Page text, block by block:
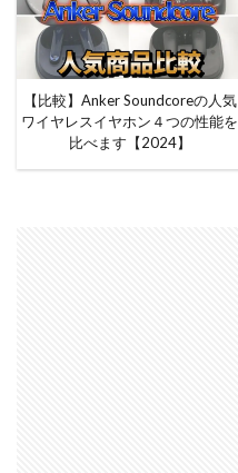
【比較】Anker Soundcoreの人気
ワイヤレスイヤホン４つの性能を
比べます【2024】